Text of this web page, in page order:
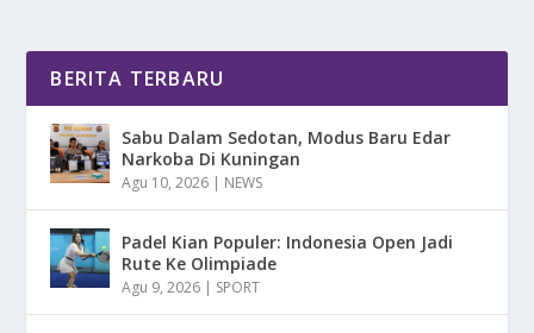
BERITA TERBARU
Sabu Dalam Sedotan, Modus Baru Edar
Narkoba Di Kuningan
Agu 10, 2026 | NEWS
Padel Kian Populer: Indonesia Open Jadi
Rute Ke Olimpiade
Agu 9, 2026 | SPORT